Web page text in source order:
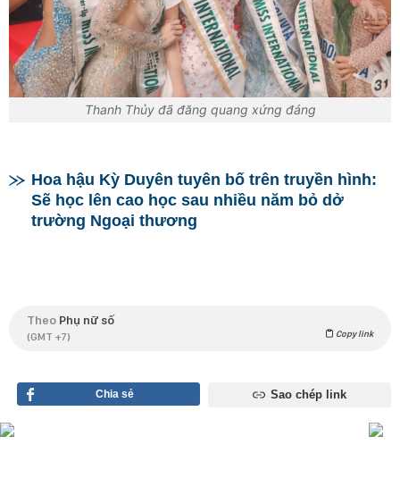
Thanh Thủy đã đăng quang xứng đáng
Hoa hậu Kỳ Duyên tuyên bố trên truyền hình:
Sẽ học lên cao học sau nhiều năm bỏ dở
trường Ngoại thương
Theo Phụ nữ số
(GMT +7) Copy link
Chia sẻ Sao chép link